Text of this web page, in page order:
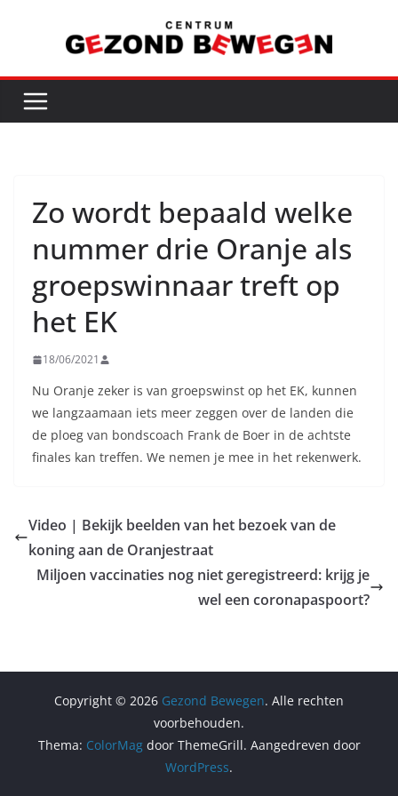
inhoud
Zo wordt bepaald welke
nummer drie Oranje als
groepswinnaar treft op
het EK
18/06/2021
Nu Oranje zeker is van groepswinst op het EK, kunnen
we langzaamaan iets meer zeggen over de landen die
de ploeg van bondscoach Frank de Boer in de achtste
finales kan treffen. We nemen je mee in het rekenwerk.
Video | Bekijk beelden van het bezoek van de
koning aan de Oranjestraat
Miljoen vaccinaties nog niet geregistreerd: krijg je
wel een coronapaspoort?
Copyright © 2026 Gezond Bewegen. Alle rechten
voorbehouden.
Thema: ColorMagdoor ThemeGrill. Aangedreven door
WordPress.